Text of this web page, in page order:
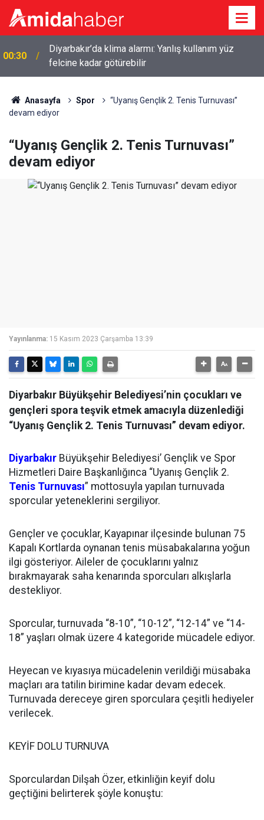
00:30
Diyarbakır’da klima alarmı: Yanlış kullanım yüz
felcine kadar götürebilir
Anasayfa Spor
“Uyanış Gençlik 2. Tenis Turnuvası”
devam ediyor
“Uyanış Gençlik 2. Tenis Turnuvası”
devam ediyor
Yayınlanma: 15 Kasım 2023 Çarşamba 13:39
Diyarbakır Büyükşehir Belediyesi’nin çocukları ve
gençleri spora teşvik etmek amacıyla düzenlediği
“Uyanış Gençlik 2. Tenis Turnuvası” devam ediyor.
Diyarbakır Büyükşehir Belediyesi’ Gençlik ve Spor
Hizmetleri Daire Başkanlığınca “Uyanış Gençlik 2.
Tenis Turnuvası” mottosuyla yapılan turnuvada
sporcular yeteneklerini sergiliyor.
Gençler ve çocuklar, Kayapınar ilçesinde bulunan 75
Kapalı Kortlarda oynanan tenis müsabakalarına yoğun
ilgi gösteriyor. Aileler de çocuklarını yalnız
bırakmayarak saha kenarında sporcuları alkışlarla
destekliyor.
Sporcular, turnuvada “8-10”, “10-12”, “12-14” ve “14-
18” yaşları olmak üzere 4 kategoride mücadele ediyor.
Heyecan ve kıyasıya mücadelenin verildiği müsabaka
maçları ara tatilin birimine kadar devam edecek.
Turnuvada dereceye giren sporculara çeşitli hediyeler
verilecek.
KEYİF DOLU TURNUVA
Sporculardan Dilşah Özer, etkinliğin keyif dolu
geçtiğini belirterek şöyle konuştu: